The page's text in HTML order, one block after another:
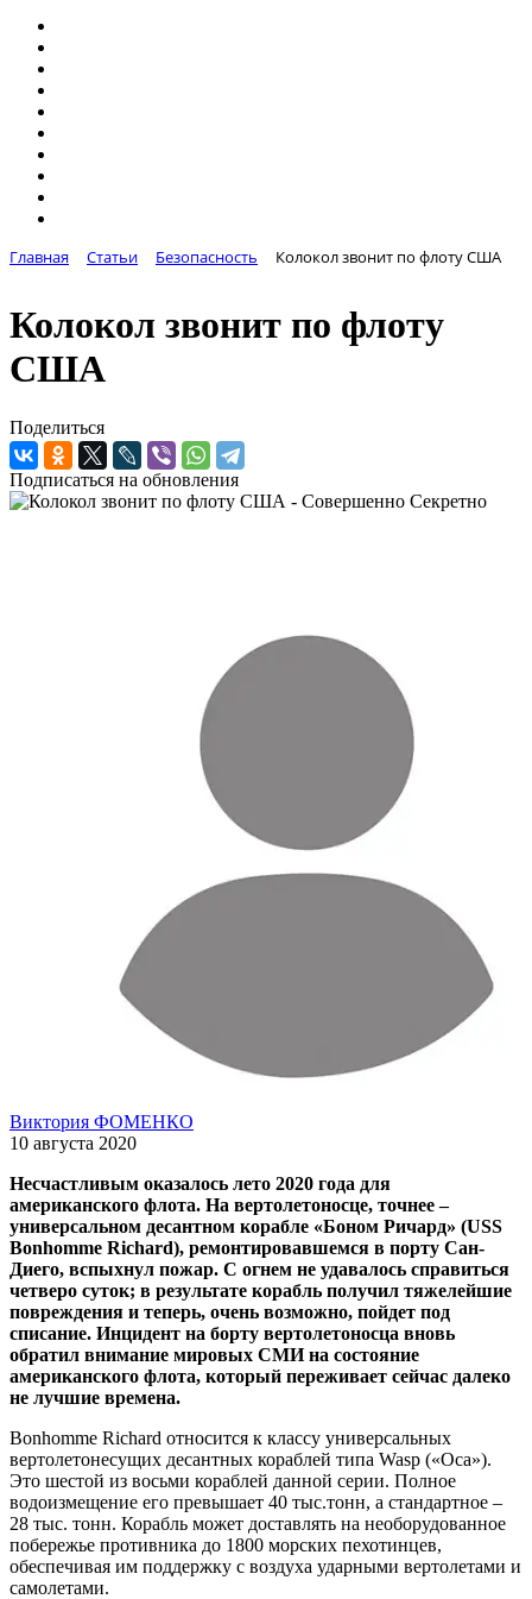
Главная Статьи Безопасность Колокол звонит по флоту США
Колокол звонит по флоту
США
Поделиться
Подписаться на обновления
Виктория ФОМЕНКО
10 августа 2020
Несчастливым оказалось лето 2020 года для
американского флота. На вертолетоносце, точнее –
универсальном десантном корабле «Боном Ричард» (USS
Bonhomme Richard), ремонтировавшемся в порту Сан-
Диего, вспыхнул пожар. С огнем не удавалось справиться
четверо суток; в результате корабль получил тяжелейшие
повреждения и теперь, очень возможно, пойдет под
списание. Инцидент на борту вертолетоносца вновь
обратил внимание мировых СМИ на состояние
американского флота, который переживает сейчас далеко
не лучшие времена.
Bonhomme Richard относится к классу универсальных
вертолетонесущих десантных кораблей типа Wasp («Оса»).
Это шестой из восьми кораблей данной серии. Полное
водоизмещение его превышает 40 тыс.тонн, а стандартное –
28 тыс. тонн. Корабль может доставлять на необорудованное
побережье противника до 1800 морских пехотинцев,
обеспечивая им поддержку с воздуха ударными вертолетами и
самолетами.